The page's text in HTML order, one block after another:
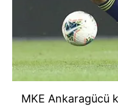
MKE Ankaragücü